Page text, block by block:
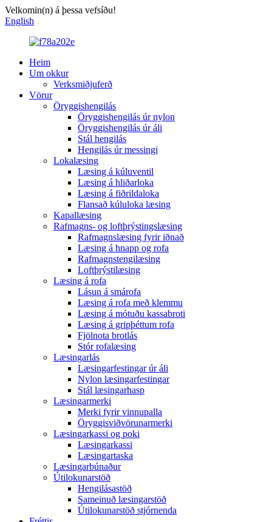
Velkomin(n) á þessa vefsíðu!
English
Heim
Um okkur
Verksmiðjuferð
Vörur
Öryggishengilás
Öryggishengilás úr nylon
Öryggishengilás úr áli
Stál hengilás
Hengilás úr messingi
Lokalæsing
Læsing á kúluventil
Læsing á hliðarloka
Læsing á fiðrildaloka
Flansað kúluloka læsing
Kapallæsing
Rafmagns- og loftþrýstingslæsing
Rafmagnslæsing fyrir iðnað
Læsing á hnapp og rofa
Rafmagnstengilæsing
Loftþrýstilæsing
Læsing á rofa
Lásun á smárofa
Læsing á rofa með klemmu
Læsing á mótuðu kassabroti
Læsing á gripþéttum rofa
Fjölnota brotlás
Stór rofalæsing
Læsingarlás
Læsingarfestingar úr áli
Nylon læsingarfestingar
Stál læsingarhasp
Læsingarmerki
Merki fyrir vinnupalla
Öryggisviðvörunarmerki
Læsingarkassi og poki
Læsingarkassi
Læsingartaska
Læsingarbúnaður
Útilokunarstöð
Hengilásastöð
Sameinuð læsingarstöð
Útilokunarstöð stjórnenda